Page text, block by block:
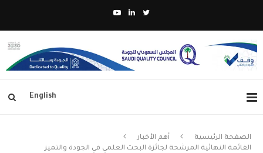
English
الصفحة الرئيسية
أهم الأخبار
القائمة النهائية المرشحة لجائزة البحث العلمي في الجودة والتميز